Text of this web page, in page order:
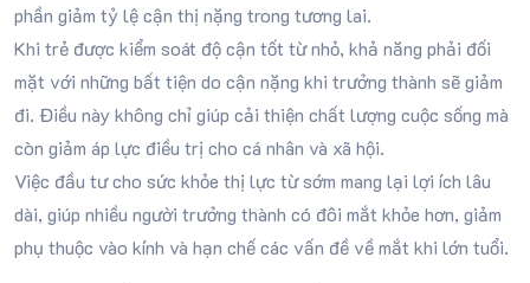
phần giảm tỷ lệ cận thị nặng trong tương lai.
Khi trẻ được kiểm soát độ cận tốt từ nhỏ, khả năng phải đối
mặt với những bất tiện do cận nặng khi trưởng thành sẽ giảm
đi. Điều này không chỉ giúp cải thiện chất lượng cuộc sống mà
còn giảm áp lực điều trị cho cá nhân và xã hội.
Việc đầu tư cho sức khỏe thị lực từ sớm mang lại lợi ích lâu
dài, giúp nhiều người trưởng thành có đôi mắt khỏe hơn, giảm
phụ thuộc vào kính và hạn chế các vấn đề về mắt khi lớn tuổi.